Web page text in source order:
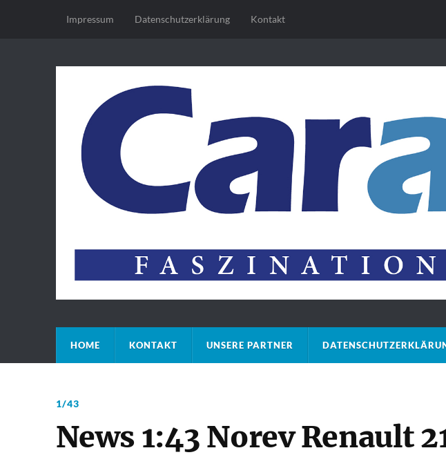
Impressum Datenschutz­erklärung Kontakt
HOME KONTAKT UNSERE PARTNER
1/43
News 1:43 Norev Renault